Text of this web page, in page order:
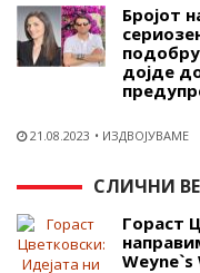
Бројот
дојде
21.08.2023 ИЗДВОЈУВАМЕ
СЛИЧНИ
Гораст
Weyne`s